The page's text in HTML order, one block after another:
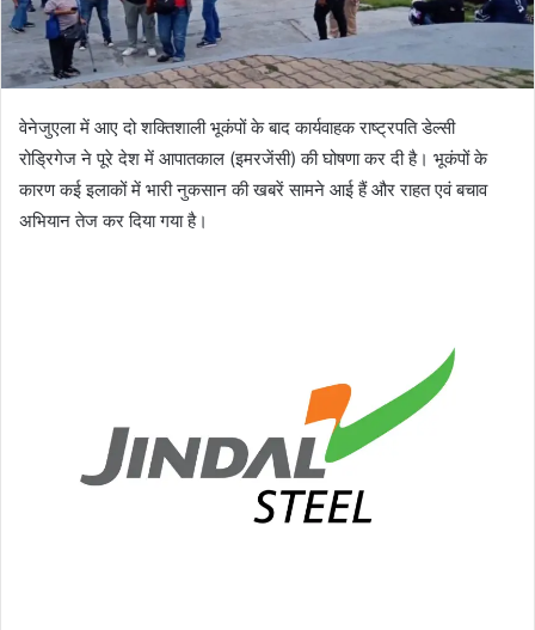
वेनेजुएला में आए दो शक्तिशाली भूकंपों के बाद कार्यवाहक राष्ट्रपति डेल्सी
रोड्रिगेज ने पूरे देश में आपातकाल (इमरजेंसी) की घोषणा कर दी है। भूकंपों के
कारण कई इलाकों में भारी नुकसान की खबरें सामने आई हैं और राहत एवं बचाव
अभियान तेज कर दिया गया है।